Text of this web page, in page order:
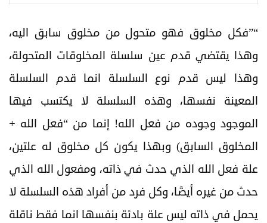
“”فكل مخلوق فهو متحول من مخلوق سابق اليه،
وهذا يقتضي قدم عين سلسلة المخلوقات المتحولة،
وهذا ليس قدم نوع السلسلة انما قدم السلسلة
المعينة نفسها، وهذه السلسلة لا يكتسب فيها
الموجود وجوده من فعل الله! إنما من “فعل الله +
المخلوق السابق) وبهذا يكون كل مخلوق له علتين،
علة فعل الله الذي حدث في ذاته، ومفعول الله الذي
حدث من غيره أيضًا، وكل فرد من أفراد هذه السلسلة لا
يحمل في ذاته ليس علة بادئة بنفسها انما فقط ناقلة